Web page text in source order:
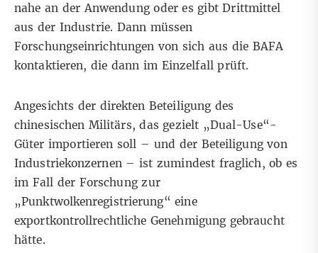
nahe an der Anwendung oder es gibt Drittmittel
aus der Industrie. Dann müssen
Forschungseinrichtungen von sich aus die BAFA
kontaktieren, die dann im Einzelfall prüft.
Angesichts der direkten Beteiligung des
chinesischen Militärs, das gezielt „Dual-Use“-
Güter importieren soll – und der Beteiligung von
Industriekonzernen – ist zumindest fraglich, ob es
im Fall der Forschung zur
„Punktwolkenregistrierung“ eine
exportkontrollrechtliche Genehmigung gebraucht
hätte.